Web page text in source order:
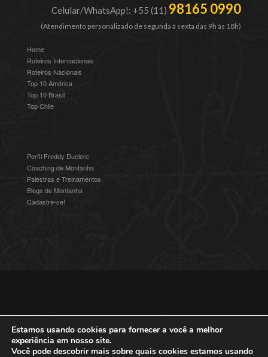
Celular/WhatsApp!: +55 (11) 98165 0990
(Atendimento personalizado de segunda à sexta das 9h às 18h)
Home
Roteiros Internacionais
Roteiros Nacionais
Top 10 América
Top 10 Brasil
Top Chile
Perfil Freddy Duclerc
Coaching de Montanha
Palestras e Treinamentos
Blogs de Montanha
Cadastre-se!
© 2016-2025 Freddy Duclerc - Expedições na Ámerica do Sul.
Devenvolvido porStudioz4 | Política de Privacidade
Estamos usando cookies para fornecer a você a melhor
experiência em nosso site.
Você pode descobrir mais sobre quais cookies estamos usando